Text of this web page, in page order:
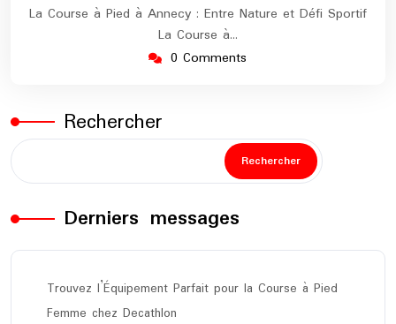
La Course à Pied à Annecy : Entre Nature et Défi Sportif
La Course à…
0 Comments
Rechercher
Rechercher
Derniers messages
Trouvez l’Équipement Parfait pour la Course à Pied
Femme chez Decathlon